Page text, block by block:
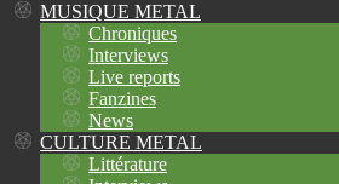
MUSIQUE METAL
Chroniques
Interviews
Live reports
Fanzines
News
CULTURE METAL
Littérature